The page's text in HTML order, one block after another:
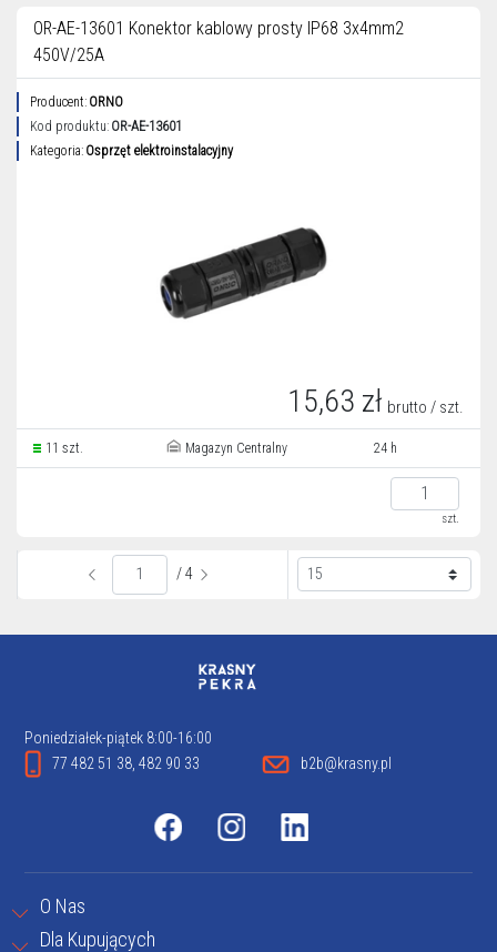
OR-AE-13601 Konektor kablowy prosty IP68 3x4mm2
450V/25A
Producent: ORNO
Kod produktu: OR-AE-13601
Kategoria: Osprzęt elektroinstalacyjny
15,63 zł brutto / szt.
11 szt. Magazyn Centralny 24 h
szt.
/ 4
Poniedziałek-piątek 8:00-16:00
77 482 51 38, 482 90 33
b2b@krasny.pl
O Nas
Dla Kupujących